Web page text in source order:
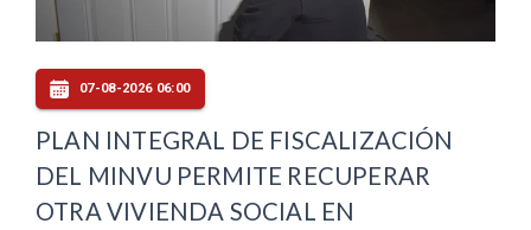
07-08-2026 06:00
PLAN INTEGRAL DE FISCALIZACIÓN
DEL MINVU PERMITE RECUPERAR
OTRA VIVIENDA SOCIAL EN